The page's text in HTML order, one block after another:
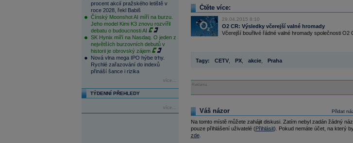
procent akcií pražského letiště v
roce 2028, řekl Babiš
Čínský Moonshot AI míří na burzu.
Jeho model Kimi K3 znovu rozvířil
debatu o budoucnosti AI
SK Hynix míří na Nasdaq. O jeden z
největších burzovních debutů v
historii je obrovský zájem
Nová vlna mega IPO hýbe trhy.
Rychlé zařazování do indexů
přináší šance i rizika
více...
TÝDENNÍ PŘEHLEDY
více...
Čtěte více:
29.04.2015 8:10
O2 CR: Výsledky včerejší valné hromady
Včerejší bouřlivé řádné valné hromady společnosti O2
Tagy: CETV, PX, akcie, Praha
Reklama
Přidat
Váš názor
Na tomto místě můžete zahájit diskusi. Zatím nebyl zadán žádný
pouze přihlášení uživatelé (Přihlásit). Pokud nemáte účet, na který
zde.